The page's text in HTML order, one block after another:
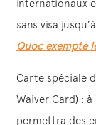
internationaux
sans visa
Quoc exempte
Carte spéciale
Waiver Card) :
permettra des